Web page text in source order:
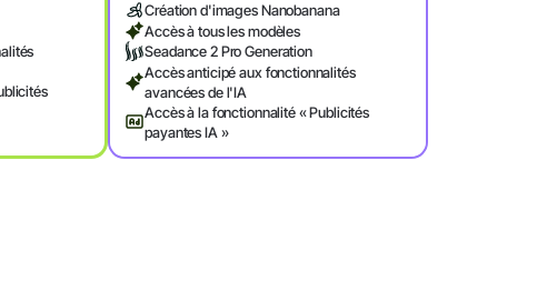
Création d'images Nanobanana
Accès à tous les modèles
Seadance 2 Pro Generation
Accès anticipé aux fonctionnalités
avancées de l'IA
Accès à la fonctionnalité « Publicités
payantes IA »